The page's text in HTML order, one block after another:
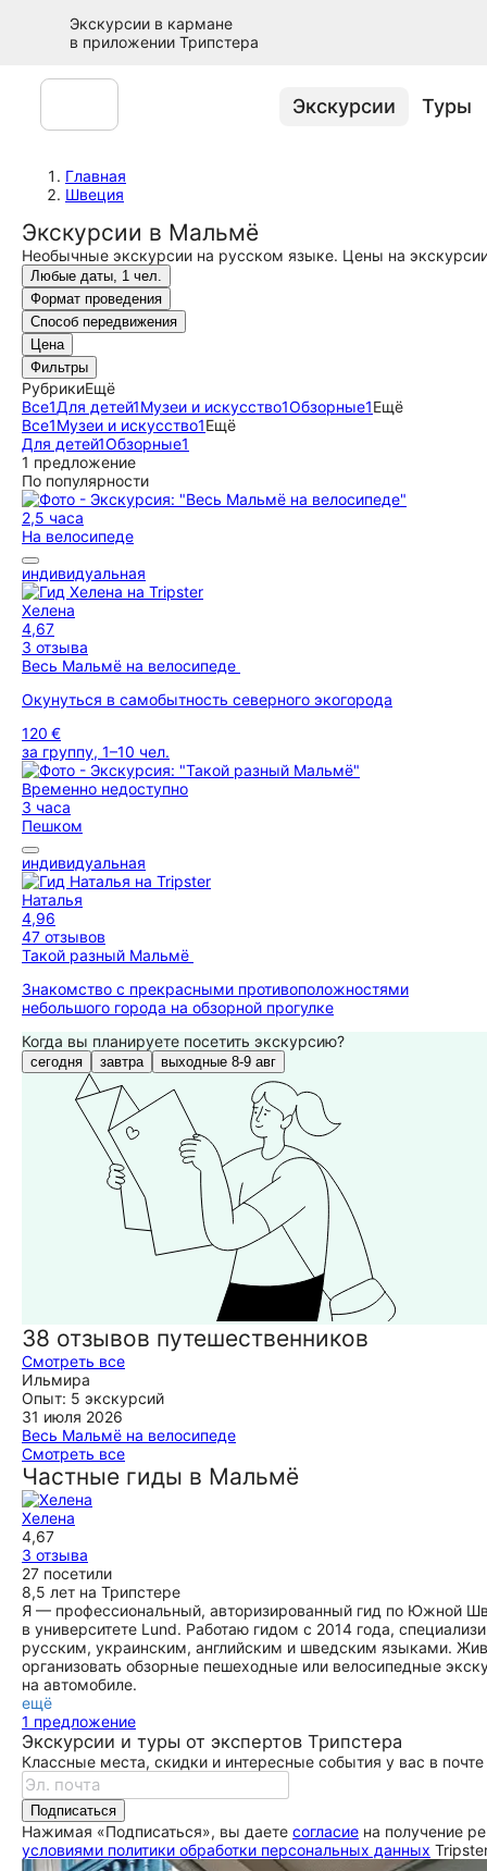
Экскурсии в кармане
в приложении Трипстера
Экскурсии Туры
Главная
Швеция
Экскурсии в Мальмё
Необычные экскурсии на русском языке. Цены на
Любые даты, 1 чел.
Формат проведения
Способ передвижения
Цена
Фильтры
РубрикиЕщё
Все1Для детей1Музеи и искусство1Обзорные1Ещё
Все1Музеи и искусство1Ещё
Для детей1Обзорные1
1 предложение
По популярности
2,5 часа
На велосипеде
индивидуальная
Хелена
4,67
3 отзыва
Весь Мальмё на велосипеде
Окунуться в самобытность северного экогорода
120 €
за группу, 1–10 чел.
Временно недоступно
3 часа
Пешком
индивидуальная
Наталья
4,96
47 отзывов
Такой разный Мальмё
Знакомство с прекрасными противоположностями
небольшого города на обзорной прогулке
Когда вы планируете посетить экскурсию?
сегодня завтра выходные 8-9 авг
38 отзывов путешественников
Смотреть все
Ильмира
Опыт: 5 экскурсий
31 июля 2026
Весь Мальмё на велосипеде
Большое спасибо гиду Хелене . Наша экскурсия по Мальмё
прошла очень интересно и познавательно . Прихали в
Мальмё на кануне днём , вечером сами погуляли по центру
, что то посмотрели , утром когда встретились с Хеленой
рассказали где были , что видели , Хелена сразу
пересмотрела маршрут с учётом того , где мы уже были ,
показала город , рассказала историю , нам очень
понравилось . С лёгким сердцем рекомендую гида Хелену
, лёгкая , приятная в общении гид.
ещё
Смотреть все
Частные гиды в Мальмё
Хелена
4,67
3 отзыва
27 посетили
8,5 лет на Трипстере
Я — профессиональный, авторизированный гид по Южной
в университете Lund. Работаю гидом с 2014 года,
русским, украинским, английским и шведским языками.
организовать обзорные пешеходные или велосипедные
на автомобиле.
ещё
1 предложение
Экскурсии и туры от экспертов Трипстера
Классные места, скидки и интересные события у вас в почте
Подписаться
Нажимая «Подписаться», вы даете согласие на получение
условиями политики обработки персональных данных